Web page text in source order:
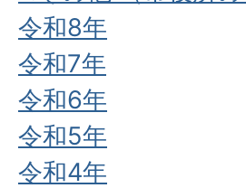
令和8年
令和7年
令和6年
令和5年
令和4年